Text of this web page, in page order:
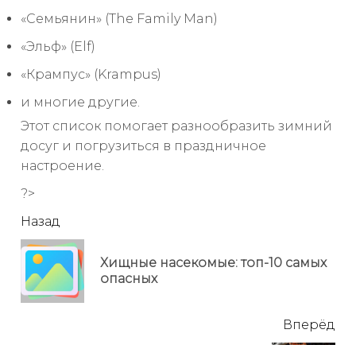
«Семьянин» (The Family Man)
«Эльф» (Elf)
«Крампус» (Krampus)
и многие другие.
Этот список помогает разнообразить зимний
досуг и погрузиться в праздничное
настроение.
?>
читать
еще
Назад
Хищные насекомые: топ-10 самых
опасных
Вперёд